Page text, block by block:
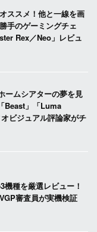
ススメ！他と一線を画
手のゲーミングチェ
Rex／Neo」レビュ
ームシアターの夢を見
Beast」「Luma
ビジュアル評論家がチ
種を厳選レビュー！
審査員が実機検証